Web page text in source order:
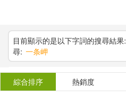
尋分類
目前顯示的是以下字詞的搜尋結果:
尋: 一条岬
綜合排序 熱銷度